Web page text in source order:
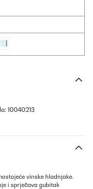
10040213
vinske hladnjake.
i sprječava gubitak